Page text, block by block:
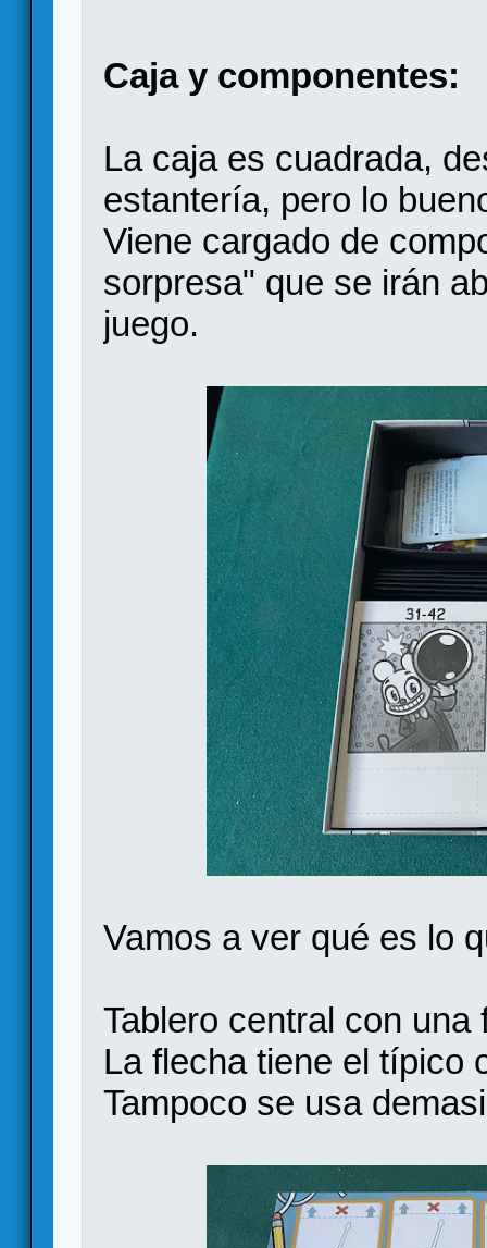
Caja y componentes:
La caja es cuadrada,
estantería, pero lo
Viene cargado de
sorpresa" que se irán
juego.
Vamos a ver qué es lo
Tablero central con
La flecha tiene el típico
Tampoco se usa